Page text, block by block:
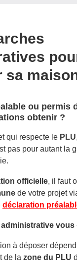
sa
ou permis
obtenir ?
qui respecte le PLU
pas pour autant la
officielle, il faut
de votre projet
déclaration
vous
à déposer
de la zone du PLU